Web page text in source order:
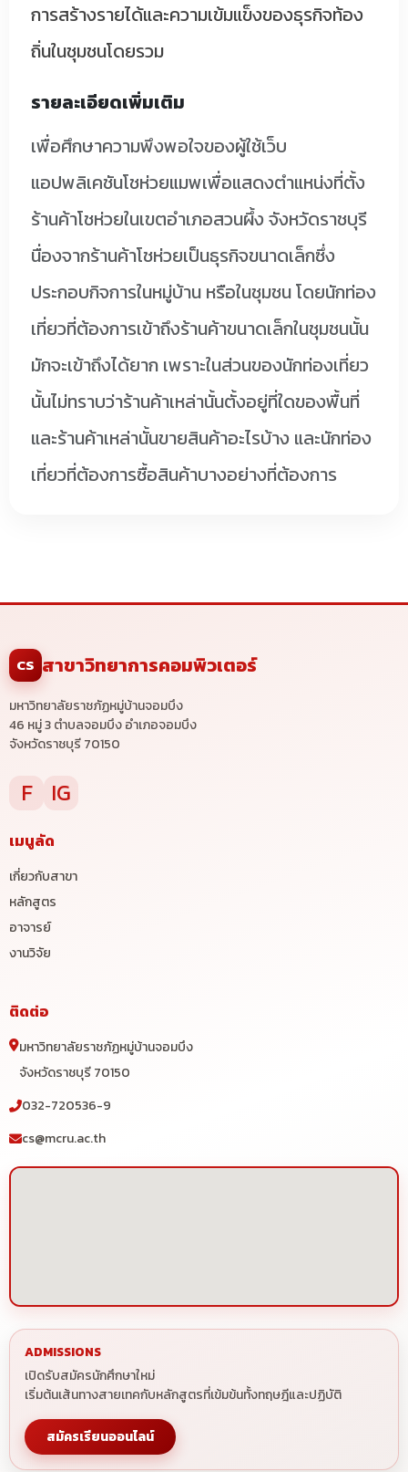
การสร้างรายได้และความเข้มแข็งของธุรกิจท้อง
ถิ่นในชุมชนโดยรวม
รายละเอียดเพิ่มเติม
เพื่อศึกษาความพึงพอใจของผู้ใช้เว็บ
แอปพลิเคชันโชห่วยแมพเพื่อแสดงตำแหน่งที่ตั้ง
ร้านค้าโชห่วยในเขตอำเภอสวนผึ้ง จังหวัดราชบุรี
นื่องจากร้านค้าโชห่วยเป็นธุรกิจขนาดเล็กซึ่ง
ประกอบกิจการในหมู่บ้าน หรือในชุมชน โดยนักท่อง
เที่ยวที่ต้องการเข้าถึงร้านค้าขนาดเล็กในชุมชนนั้น
มักจะเข้าถึงได้ยาก เพราะในส่วนของนักท่องเที่ยว
นั้นไม่ทราบว่าร้านค้าเหล่านั้นตั้งอยู่ที่ใดของพื้นที่
และร้านค้าเหล่านั้นขายสินค้าอะไรบ้าง และนักท่อง
เที่ยวที่ต้องการซื้อสินค้าบางอย่างที่ต้องการ
CS สาขาวิทยาการคอมพิวเตอร์
มหาวิทยาลัยราชภัฏหมู่บ้านจอมบึง
46 หมู่ 3 ตำบลจอมบึง อำเภอจอมบึง
จังหวัดราชบุรี 70150
F IG
เมนูลัด
เกี่ยวกับสาขา
หลักสูตร
อาจารย์
งานวิจัย
ติดต่อ
มหาวิทยาลัยราชภัฏหมู่บ้านจอมบึง
จังหวัดราชบุรี 70150
032-720536-9
cs@mcru.ac.th
ADMISSIONS
เปิดรับสมัครนักศึกษาใหม่
เริ่มต้นเส้นทางสายเทคกับหลักสูตรที่เข้มข้นทั้งทฤษฎีและปฏิบัติ
สมัครเรียนออนไลน์